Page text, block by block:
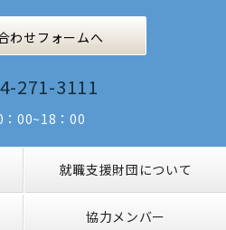
わせフォームへ
271-3111
00~18：00
就職支援財団について
協力メンバー